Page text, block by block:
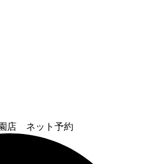
園店 ネット予約